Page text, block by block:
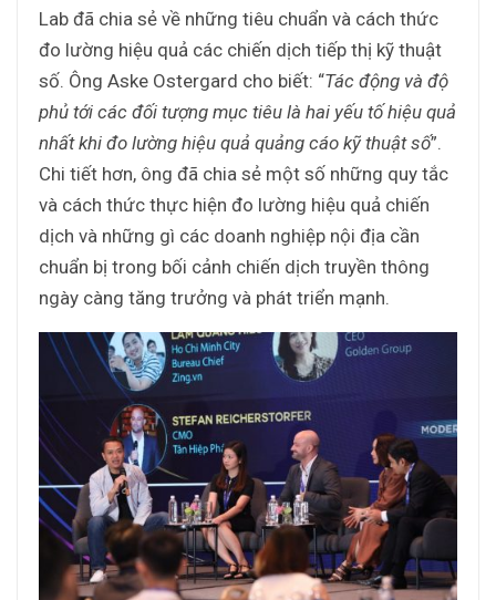
Lab đã chia sẻ về những tiêu chuẩn và cách thức
đo lường hiệu quả các chiến dịch tiếp thị kỹ thuật
số. Ông Aske Ostergard cho biết: “Tác động và độ
phủ tới các đối tượng mục tiêu là hai yếu tố hiệu quả
nhất khi đo lường hiệu quả quảng cáo kỹ thuật số”.
Chi tiết hơn, ông đã chia sẻ một số những quy tắc
và cách thức thực hiện đo lường hiệu quả chiến
dịch và những gì các doanh nghiệp nội địa cần
chuẩn bị trong bối cảnh chiến dịch truyền thông
ngày càng tăng trưởng và phát triển mạnh.